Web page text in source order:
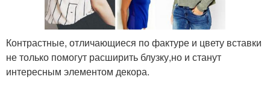
Контрастные, отличающиеся по фактуре и цвету вставки
не только помогут расширить блузку,но и станут
интересным элементом декора.